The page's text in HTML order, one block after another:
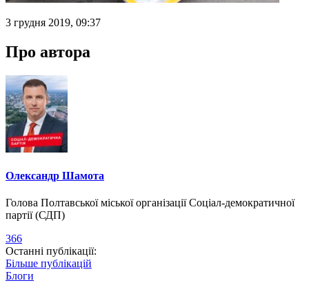
3 грудня 2019, 09:37
Про автора
Олександр Шамота
Голова Полтавської міської організації Соціал-демократичної
партії (СДП)
366
Останні публікації:
Більше публікацій
Блоги